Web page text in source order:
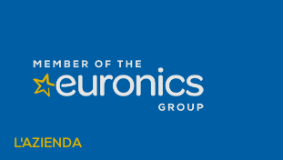
L'AZIENDA